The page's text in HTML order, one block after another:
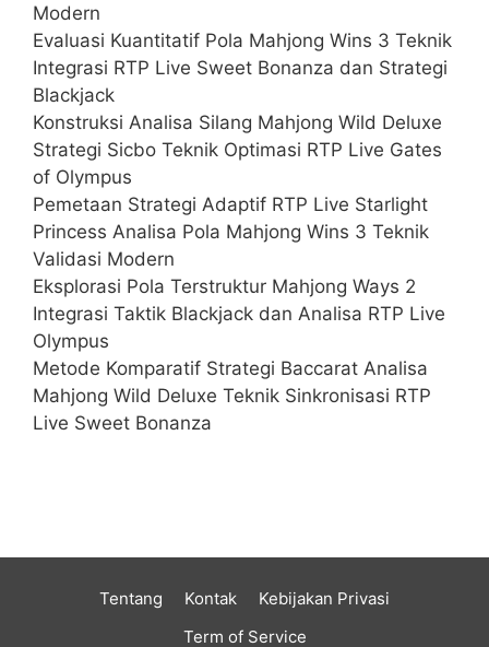
Modern
Evaluasi Kuantitatif Pola Mahjong Wins 3 Teknik
Integrasi RTP Live Sweet Bonanza dan Strategi
Blackjack
Konstruksi Analisa Silang Mahjong Wild Deluxe
Strategi Sicbo Teknik Optimasi RTP Live Gates
of Olympus
Pemetaan Strategi Adaptif RTP Live Starlight
Princess Analisa Pola Mahjong Wins 3 Teknik
Validasi Modern
Eksplorasi Pola Terstruktur Mahjong Ways 2
Integrasi Taktik Blackjack dan Analisa RTP Live
Olympus
Metode Komparatif Strategi Baccarat Analisa
Mahjong Wild Deluxe Teknik Sinkronisasi RTP
Live Sweet Bonanza
Tentang Kontak
Kebijakan Privasi
Term of Service